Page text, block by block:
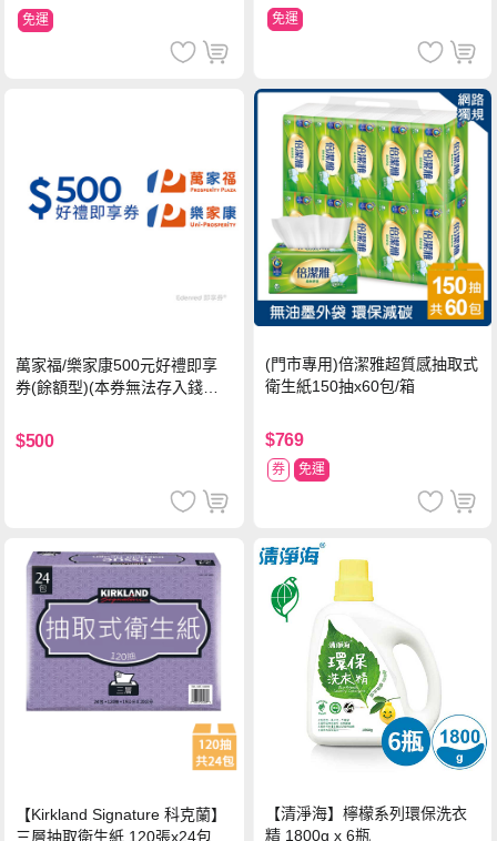
免運 免運
萬家福/樂家康500元好禮即享
券(餘額型)(本券無法存入錢包
$500
(門市專用)倍潔雅超質感抽取式
衛生紙150抽x60包/箱
$769
券 免運
【Kirkland Signature 科克蘭】
三層抽取衛生紙 120張x24包x1
【清淨海】檸檬系列環保洗衣
精 1800g x 6瓶